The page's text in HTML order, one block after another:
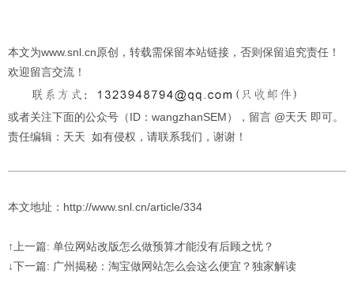
本文为www.snl.cn原创，转载需保留本站链接，否则保留追究责任！
欢迎留言交流！
或者关注下面的公众号（ID：wangzhanSEM），留言 @天天 即可。
责任编辑：天天 如有侵权，请联系我们，谢谢！
本文地址：http://www.snl.cn/article/334
↑上一篇: 单位网站改版怎么做预算才能没有后顾之忧？
↓下一篇: 广州揭秘：淘宝做网站怎么会这么便宜？独家解读